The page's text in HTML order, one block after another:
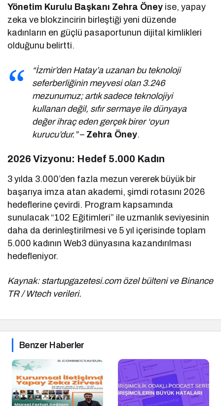
Yönetim Kurulu Başkanı Zehra Öney ise, yapay
zeka ve blokzincirin birleştiği yeni düzende
kadınların en güçlü pasaportunun dijital kimlikleri
olduğunu belirtti.
“İzmir’den Hatay’a uzanan bu teknoloji
seferberliğinin meyvesi olan 3.246
mezunumuz; artık sadece teknolojiyi
kullanan değil, sıfır sermaye ile dünyaya
değer ihraç eden gerçek birer ‘oyun
kurucu’dur.”– Zehra Öney.
2026 Vizyonu: Hedef 5.000 Kadın
3 yılda 3.000’den fazla mezun vererek büyük bir
başarıya imza atan akademi, şimdi rotasını 2026
hedeflerine çevirdi. Program kapsamında
sunulacak “102 Eğitimleri” ile uzmanlık seviyesinin
daha da derinleştirilmesi ve 5 yıl içerisinde toplam
5.000 kadının Web3 dünyasına kazandırılması
hedefleniyor.
Kaynak: startupgazetesi.com özel bülteni ve Binance
TR / Wtech verileri.
Benzer Haberler